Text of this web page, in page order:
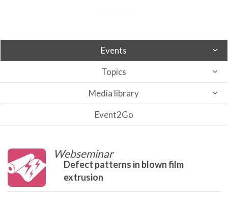
Events
Topics
Media library
Event2Go
Webseminar
Defect patterns in blown film
extrusion